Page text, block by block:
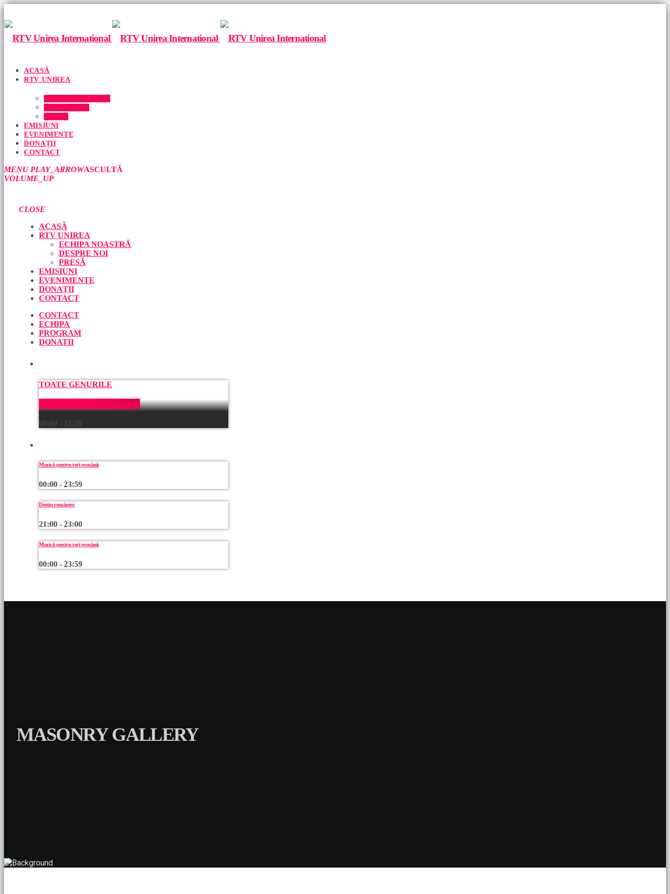
ACASĂ
RTV UNIREA
EMISIUNI
EVENIMENTE
DONAȚII
CONTACT
MENU PLAY_ARROWASCULTĂ
VOLUME_UP
CLOSE
ACASĂ
RTV UNIREA
ECHIPA NOASTRĂ
DESPRE NOI
PRESĂ
EMISIUNI
EVENIMENTE
DONAȚII
CONTACT
CONTACT
ECHIPA
PROGRAM
DONATII
TOATE GENURILE
Muzică pentru toți românii
00:00 - 23:59
Muzică pentru toți românii
00:00 - 23:59
Destin românesc
21:00 - 23:00
Muzică pentru toți românii
00:00 - 23:59
MASONRY GALLERY